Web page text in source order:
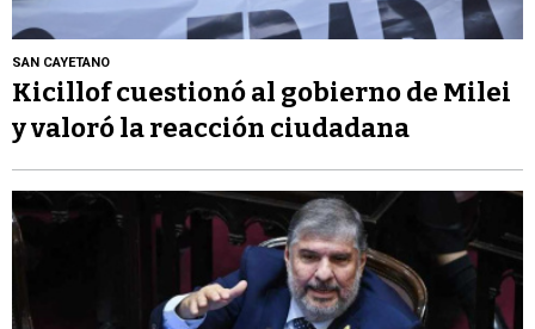
SAN CAYETANO
Kicillof cuestionó al gobierno de Milei
y valoró la reacción ciudadana